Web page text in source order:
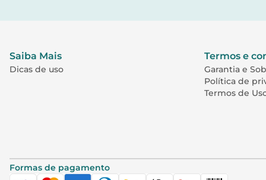
Saiba Mais
Dicas de uso
Termos e
Garantia e
Política de
Termos de
Formas de pagamento